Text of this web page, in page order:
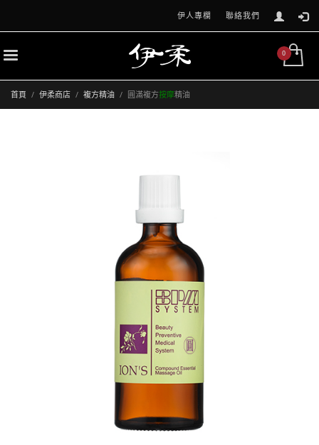
伊人專欄 聯絡我們
首頁 伊柔商店 複方精油 圓滿複方按摩精油